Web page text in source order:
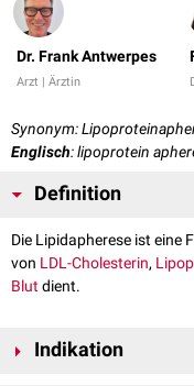
Dr. Frank Antwerpes
Arzt | Ärztin
Synonym:
Englisch: lipoprotein
Definition
Die Lipidapherese ist eine
von LDL-Cholesterin,
Blutdient.
Indikation